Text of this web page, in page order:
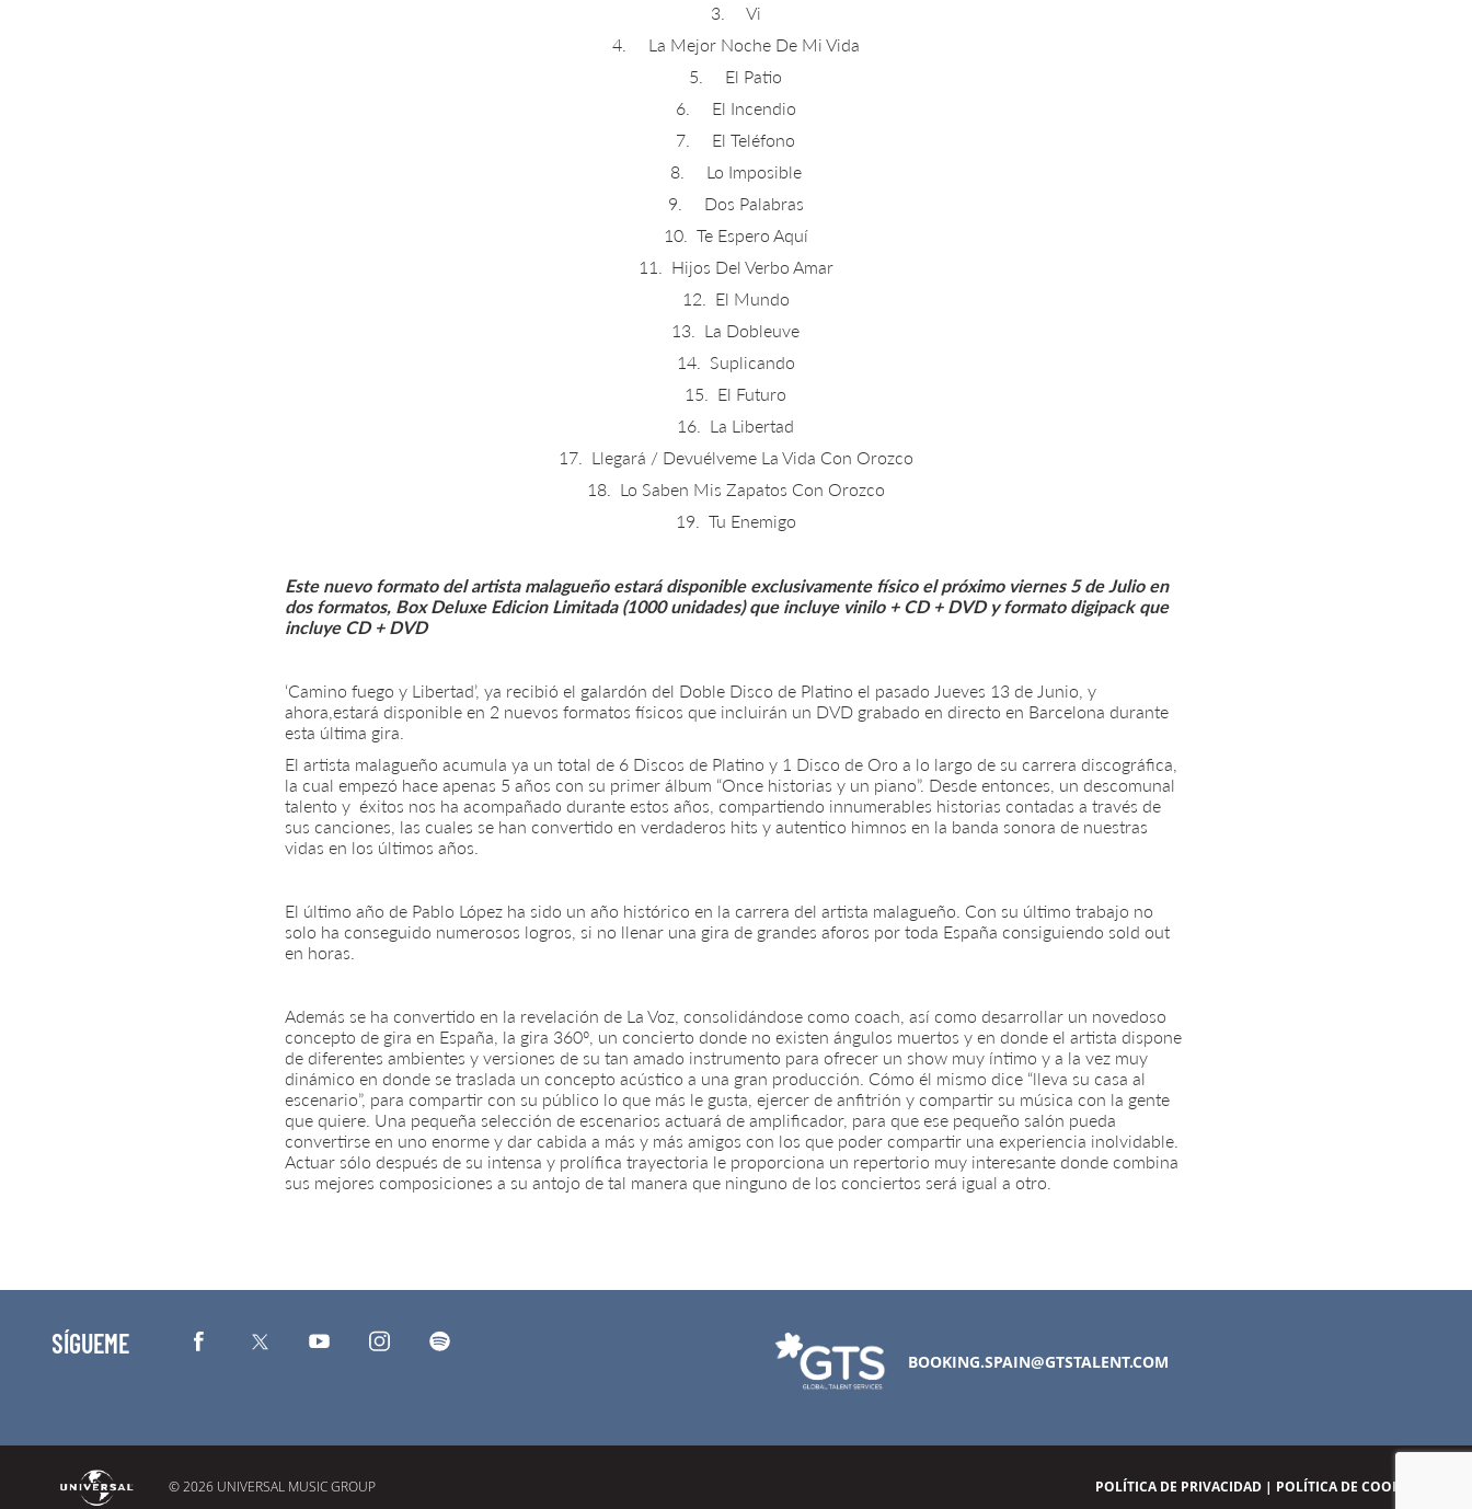
3. Vi
4. La Mejor Noche De Mi Vida
5. El Patio
6. El Incendio
7. El Teléfono
8. Lo Imposible
9. Dos Palabras
10. Te Espero Aquí
11. Hijos Del Verbo Amar
12. El Mundo
13. La Dobleuve
14. Suplicando
15. El Futuro
16. La Libertad
17. Llegará / Devuélveme La Vida Con Orozco
18. Lo Saben Mis Zapatos Con Orozco
19. Tu Enemigo
Este nuevo formato del artista malagueño estará disponible exclusivamente físico el próximo viernes 5 de Julio en
dos formatos, Box Deluxe Edicion Limitada (1000 unidades) que incluye vinilo + CD + DVD y formato digipack que
incluye CD + DVD
‘Camino fuego y Libertad’, ya recibió el galardón del Doble Disco de Platino el pasado Jueves 13 de Junio, y
ahora,estará disponible en 2 nuevos formatos físicos que incluirán un DVD grabado en directo en Barcelona durante
esta última gira.
El artista malagueño acumula ya un total de 6 Discos de Platino y 1 Disco de Oro a lo largo de su carrera discográfica,
la cual empezó hace apenas 5 años con su primer álbum “Once historias y un piano”. Desde entonces, un descomunal
talento y éxitos nos ha acompañado durante estos años, compartiendo innumerables historias contadas a través de
sus canciones, las cuales se han convertido en verdaderos hits y autentico himnos en la banda sonora de nuestras
vidas en los últimos años.
El último año de Pablo López ha sido un año histórico en la carrera del artista malagueño. Con su último trabajo no
solo ha conseguido numerosos logros, si no llenar una gira de grandes aforos por toda España consiguiendo sold out
en horas.
Además se ha convertido en la revelación de La Voz, consolidándose como coach, así como desarrollar un novedoso
concepto de gira en España, la gira 360º, un concierto donde no existen ángulos muertos y en donde el artista dispone
de diferentes ambientes y versiones de su tan amado instrumento para ofrecer un show muy íntimo y a la vez muy
dinámico en donde se traslada un concepto acústico a una gran producción. Cómo él mismo dice “lleva su casa al
escenario”, para compartir con su público lo que más le gusta, ejercer de anfitrión y compartir su música con la gente
que quiere. Una pequeña selección de escenarios actuará de amplificador, para que ese pequeño salón pueda
convertirse en uno enorme y dar cabida a más y más amigos con los que poder compartir una experiencia inolvidable.
Actuar sólo después de su intensa y prolífica trayectoria le proporciona un repertorio muy interesante donde combina
sus mejores composiciones a su antojo de tal manera que ninguno de los conciertos será igual a otro.
SÍGUEME
BOOKING.SPAIN@GTSTALENT.COM
© 2026 UNIVERSAL MUSIC GROUP POLÍTICA DE PRIVACIDAD| POLÍTICA DE COOKIES